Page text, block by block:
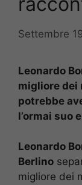
Settembre
Leonardo
migliore dei
potrebbe
l’ormai suo
Leonardo
Berlino
migliore dei